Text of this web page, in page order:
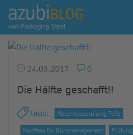
A
z
u
b
24.03.2017 0
Die Hälfte geschafft!!
tags: Abschlussprüfung Teil1
Kauffrau für Büromanagement Prüfung